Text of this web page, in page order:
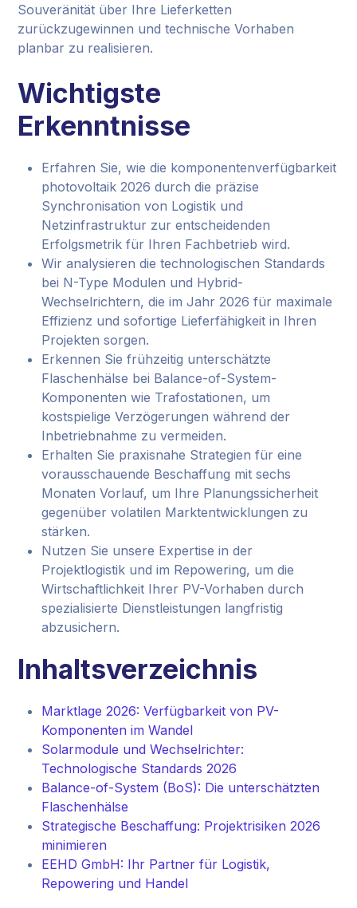
Souveränität über Ihre Lieferketten
zurückzugewinnen und technische Vorhaben
planbar zu realisieren.
Wichtigste
Erkenntnisse
Erfahren Sie, wie die komponentenverfügbarkeit
photovoltaik 2026 durch die präzise
Synchronisation von Logistik und
Netzinfrastruktur zur entscheidenden
Erfolgsmetrik für Ihren Fachbetrieb wird.
Wir analysieren die technologischen Standards
bei N-Type Modulen und Hybrid-
Wechselrichtern, die im Jahr 2026 für maximale
Effizienz und sofortige Lieferfähigkeit in Ihren
Projekten sorgen.
Erkennen Sie frühzeitig unterschätzte
Flaschenhälse bei Balance-of-System-
Komponenten wie Trafostationen, um
kostspielige Verzögerungen während der
Inbetriebnahme zu vermeiden.
Erhalten Sie praxisnahe Strategien für eine
vorausschauende Beschaffung mit sechs
Monaten Vorlauf, um Ihre Planungssicherheit
gegenüber volatilen Marktentwicklungen zu
stärken.
Nutzen Sie unsere Expertise in der
Projektlogistik und im Repowering, um die
Wirtschaftlichkeit Ihrer PV-Vorhaben durch
spezialisierte Dienstleistungen langfristig
abzusichern.
Inhaltsverzeichnis
Marktlage 2026: Verfügbarkeit von PV-
Komponenten im Wandel
Solarmodule und Wechselrichter:
Technologische Standards 2026
Balance-of-System (BoS): Die unterschätzten
Flaschenhälse
Strategische Beschaffung: Projektrisiken 2026
minimieren
EEHD GmbH: Ihr Partner für Logistik,
Repowering und Handel